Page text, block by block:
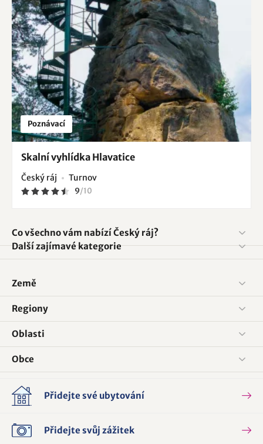
Poznávací
Skalní vyhlídka Hlavatice
Český ráj Turnov
9/10
Co všechno vám nabízí Český ráj?
Další zajímavé kategorie
Země
Regiony
Oblasti
Obce
Přidejte své ubytování
Přidejte svůj zážitek